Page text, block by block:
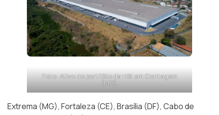
Foto: Ativo do portfólio da HSI em Contagem
(MG).
Extrema (MG), Fortaleza (CE), Brasília (DF), Cabo de